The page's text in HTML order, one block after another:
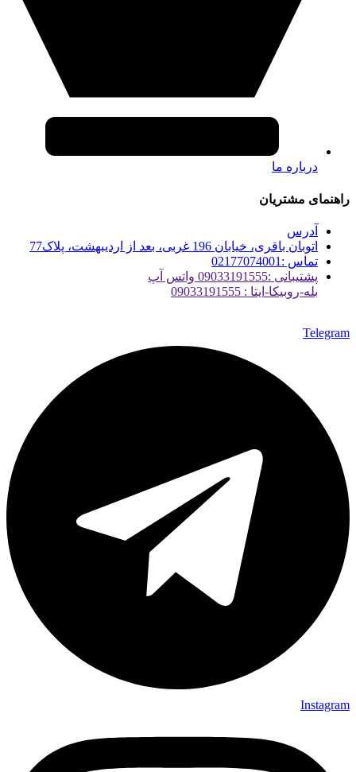
درباره ما
راهنمای مشتریان
آدرس
اتوبان باقری، خیابان 196 غربی، بعد از اردیبهشت، پلاک77
تماس :02177074001
پشتیبانی :09033191555 واتس آپ
بله-روبیکا-ایتا : 09033191555
Telegram
Instagram